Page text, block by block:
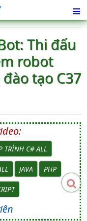
≡
Thi đấu
robot
tạo C37
TRÌNH C# ALL
JAVA PHP